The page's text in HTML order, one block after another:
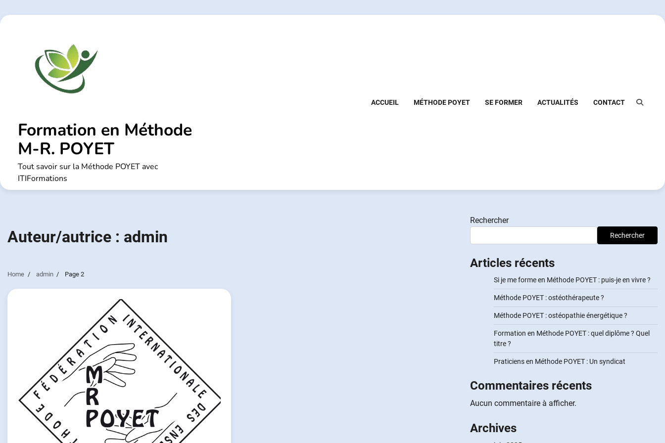
to
Formation en Méthode
M-R. POYET
Tout savoir sur la Méthode POYET avec
ITIFormations
ACCUEIL MÉTHODE POYET SE FORMER ACTUALITÉS CONTACT
Auteur/autrice : admin
Home admin Page 2
Rechercher
Rechercher
Articles récents
Si je me forme en Méthode POYET : puis-je en vivre ?
Méthode POYET : ostéothérapeute ?
Méthode POYET : ostéopathie énergétique ?
Formation en Méthode POYET : quel diplôme ? Quel
titre ?
Praticiens en Méthode POYET : Un syndicat
Commentaires récents
Aucun commentaire à afficher.
Archives